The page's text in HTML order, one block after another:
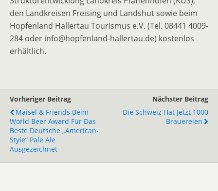
den Landkreisen Freising und Landshut sowie beim
Hopfenland Hallertau Tourismus e.V. (Tel. 08441 4009-
284 oder info@hopfenland-hallertau.de) kostenlos
erhältlich.
Vorheriger Beitrag
Maisel & Friends Beim
World Beer Award Für Das
Beste Deutsche „American-
Style“ Pale Ale
Ausgezeichnet
Nächster Beitrag
Die Schweiz Hat Jetzt 1000
Brauereien